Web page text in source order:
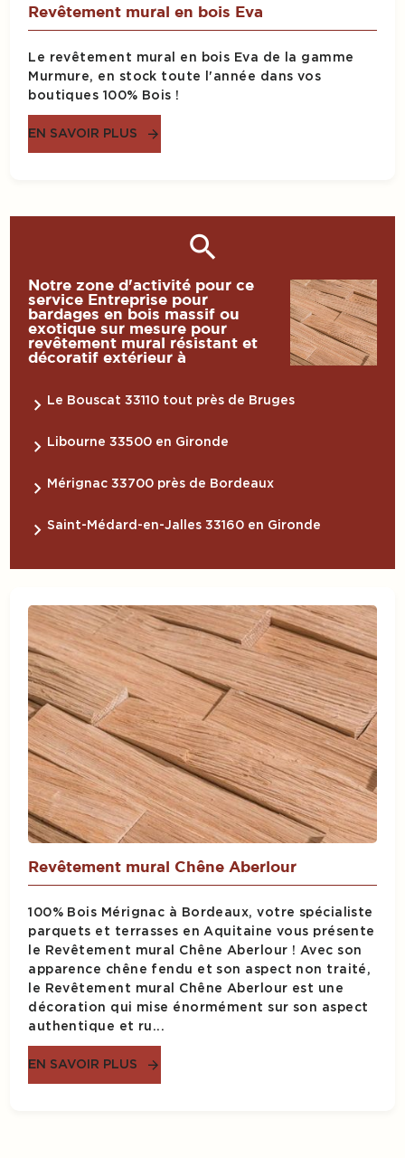
Revêtement mural en bois Eva
Le revêtement mural en bois Eva de la gamme
Murmure, en stock toute l'année dans vos
boutiques 100% Bois !
EN SAVOIR PLUS
Notre zone d'activité pour ce
service Entreprise pour
bardages en bois massif ou
exotique sur mesure pour
revêtement mural résistant et
décoratif extérieur à
Le Bouscat 33110 tout près de Bruges
Libourne 33500 en Gironde
Mérignac 33700 près de Bordeaux
Saint-Médard-en-Jalles 33160 en Gironde
Revêtement mural Chêne Aberlour
100% Bois Mérignac à Bordeaux, votre spécialiste
parquets et terrasses en Aquitaine vous présente
le Revêtement mural Chêne Aberlour ! Avec son
apparence chêne fendu et son aspect non traité,
le Revêtement mural Chêne Aberlour est une
décoration qui mise énormément sur son aspect
authentique et ru...
EN SAVOIR PLUS